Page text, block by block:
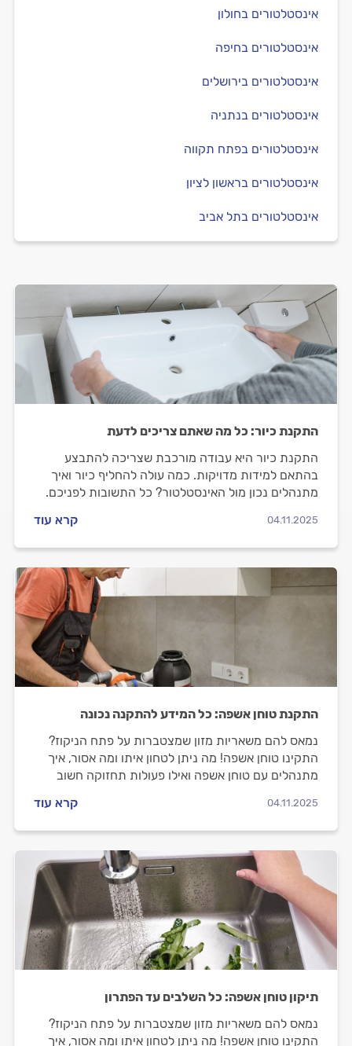
אינסטלטורים בחולון
אינסטלטורים בחיפה
אינסטלטורים בירושלים
אינסטלטורים בנתניה
אינסטלטורים בפתח תקווה
אינסטלטורים בראשון לציון
אינסטלטורים בתל אביב
התקנת כיור: כל מה שאתם צריכים לדעת
התקנת כיור היא עבודה מורכבת שצריכה להתבצע
בהתאם למידות מדויקות. כמה עולה להחליף כיור ואיך
מתנהלים נכון מול האינסטלטור? כל התשובות לפניכם.
04.11.2025 קרא עוד
התקנת טוחן אשפה: כל המידע להתקנה נכונה
נמאס להם משאריות מזון שמצטברות על פתח הניקוז?
התקינו טוחן אשפה! מה ניתן לטחון איתו ומה אסור, איך
מתנהלים עם טוחן אשפה ואילו פעולות תחזוקה חשוב
04.11.2025 קרא עוד
תיקון טוחן אשפה: כל השלבים עד הפתרון
נמאס להם משאריות מזון שמצטברות על פתח הניקוז?
התקינו טוחן אשפה! מה ניתן לטחון איתו ומה אסור, איך